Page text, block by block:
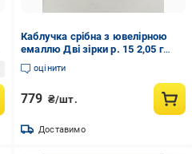
Каблучка срібна з ювелірною
емаллю Дві зірки р. 15 2,05 г
(3039556188)
оцінити
779 ₴/шт.
Доставимо